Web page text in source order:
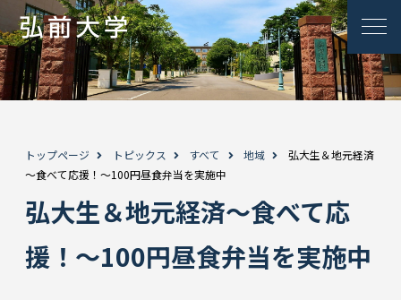
トップページ トピックス すべて 地域
弘大生＆地元経済
～食べて応援！～100円昼食弁当を実施中
弘大生＆地元経済～食べて応
援！～100円昼食弁当を実施中